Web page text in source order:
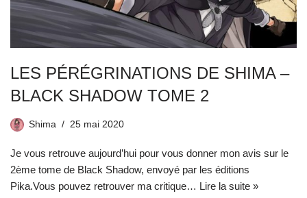
LES PÉRÉGRINATIONS DE SHIMA –
BLACK SHADOW TOME 2
Shima 25 mai 2020
Je vous retrouve aujourd’hui pour vous donner mon avis sur le
2ème tome de Black Shadow, envoyé par les éditions
Pika.Vous pouvez retrouver ma critique… Lire la suite »